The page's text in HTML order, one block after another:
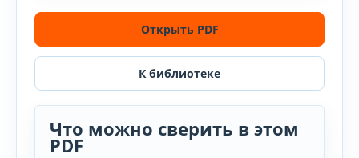
Открыть PDF
К библиотеке
Что можно сверить в этом
PDF